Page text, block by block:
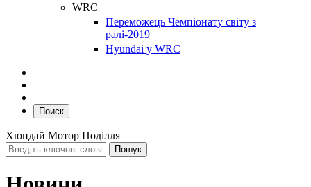
WRC
Переможець Чемпіонату світу з
ралі-2019
Hyundai у WRC
Поиск
Хюндай Мотор Поділля